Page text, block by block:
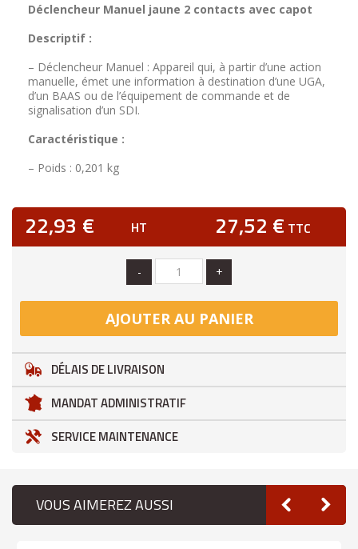
Déclencheur Manuel jaune 2 contacts avec capot
Descriptif :
– Déclencheur Manuel : Appareil qui, à partir d’une action
manuelle, émet une information à destination d’une UGA,
d’un BAAS ou de l’équipement de commande et de
signalisation d’un SDI.
Caractéristique :
– Poids : 0,201 kg
22,93 € HT 27,52 € TTC
- +
AJOUTER AU PANIER
DÉLAIS DE LIVRAISON
MANDAT ADMINISTRATIF
SERVICE MAINTENANCE
VOUS AIMEREZ AUSSI